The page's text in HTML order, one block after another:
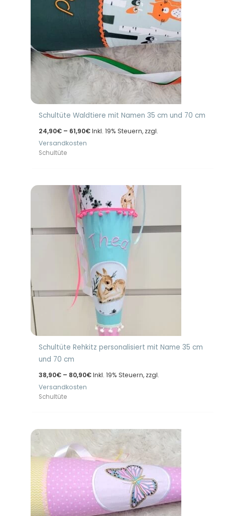
Schultüte Waldtiere mit Namen 35 cm und 70 cm
24,90€ – 61,90€Preisspanne:
Inkl. 19% Steuern, zzgl.
Versandkosten
Schultüte
Schultüte Rehkitz personalisiert mit Name 35 cm
und 70 cm
38,90€ – 80,90€Preisspanne:
Inkl. 19% Steuern, zzgl.
Versandkosten
Schultüte